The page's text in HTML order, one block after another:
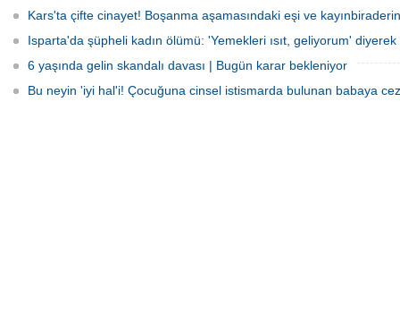
Kars'ta çifte cinayet! Boşanma aşamasındaki eşi ve
Isparta'da şüpheli kadın ölümü: 'Yemekleri ısıt, geliyorum' diyerek
6 yaşında gelin skandalı davası | Bugün karar bekleniyor
Bu neyin 'iyi hal'i! Çocuğuna cinsel istismarda bulunan babaya